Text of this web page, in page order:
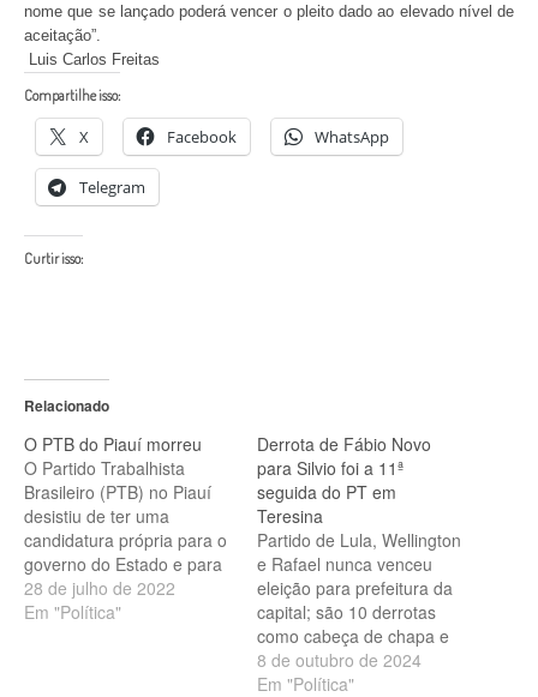
nome que se lançado poderá vencer o pleito dado ao elevado nível de
aceitação”.
Luis Carlos Freitas
Compartilhe isso:
X Facebook WhatsApp
Telegram
Curtir isso:
Relacionado
O PTB do Piauí morreu
O Partido Trabalhista
Brasileiro (PTB) no Piauí
desistiu de ter uma
candidatura própria para o
governo do Estado e para
o Senado. Na manhã desta
quinta-feira (28/07) foi
28 de julho de 2022
Em "Política"
Derrota de Fábio Novo
para Silvio foi a 11ª
seguida do PT em
Teresina
Partido de Lula, Wellington
e Rafael nunca venceu
eleição para prefeitura da
capital; são 10 derrotas
como cabeça de chapa e
uma compondo como vice.
Vitória de Silvio Mendes
8 de outubro de 2024
Em "Política"